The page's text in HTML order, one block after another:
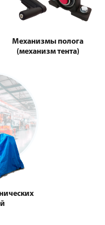
Механизмы полога
(механизм тента)